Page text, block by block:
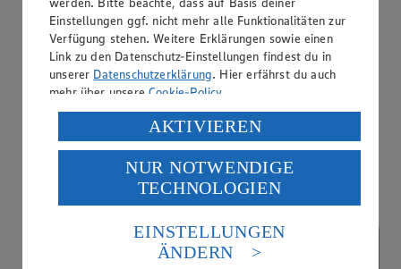
Handy-Aufladung
Einstellungen ggf. nicht mehr alle Funktionalitäten zur
Verfügung stehen. Weitere Erklärungen sowie einen
Link zu den Datenschutz-Einstellungen findest du in
unserer Datenschutzerklärung. Hier erfährst du auch
mehr über unsereCookie-Policy.
Verarbeitung deiner personenbezogenen Daten in den
USA durch Facebook und YouTube:
Wenn du auf „Aktivieren“ klickst, willigst du im Sinne
des Art. 49 Abs. 1 Satz 1 lit. a) DSGVO ein, dass deine
Daten in den USA verarbeitet werden. Der EuGH sieht
die USA als Land mit einem nach europäischen
Standards nicht angemessenen Datenschutzniveau an.
Es besteht das Risiko eines Zugriffs durch US-
AKTIVIEREN
NUR NOTWENDIGE
TECHNOLOGIEN
EINSTELLUNGEN
ÄNDERN